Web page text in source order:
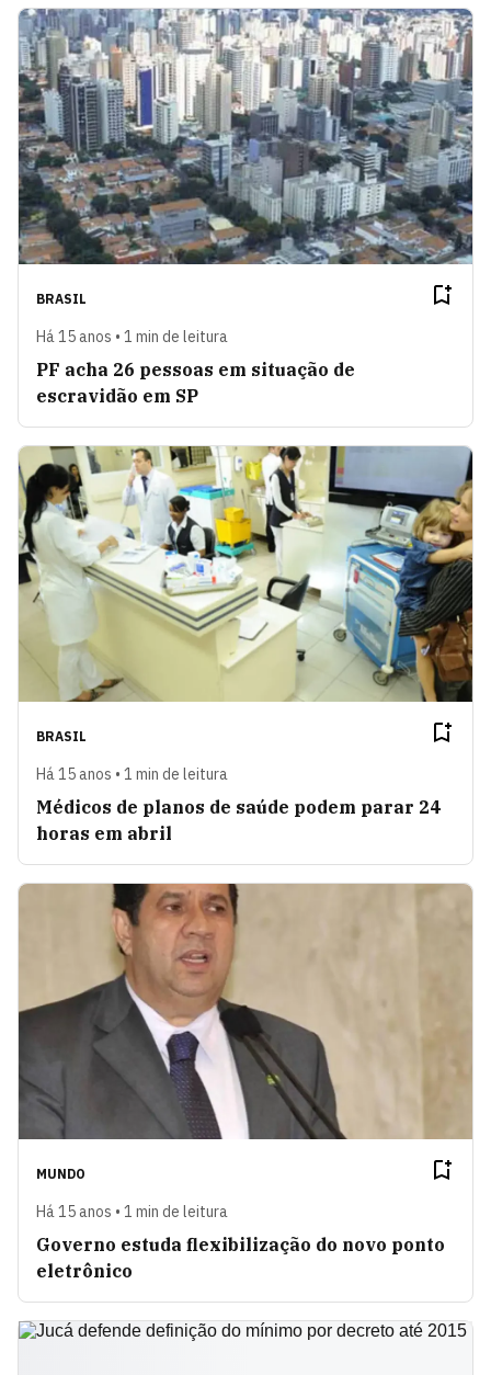
BRASIL
Há 15 anos • 1 min de leitura
PF acha 26 pessoas em situação de
escravidão em SP
BRASIL
Há 15 anos • 1 min de leitura
Médicos de planos de saúde podem parar 24
horas em abril
MUNDO
Há 15 anos • 1 min de leitura
Governo estuda flexibilização do novo ponto
eletrônico